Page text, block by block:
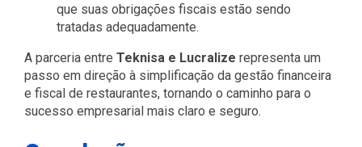
que suas obrigações fiscais estão sendo
tratadas adequadamente.
A parceria entre Teknisa e Lucralize representa um
passo em direção à simplificação da gestão financeira
e fiscal de restaurantes, tornando o caminho para o
sucesso empresarial mais claro e seguro.